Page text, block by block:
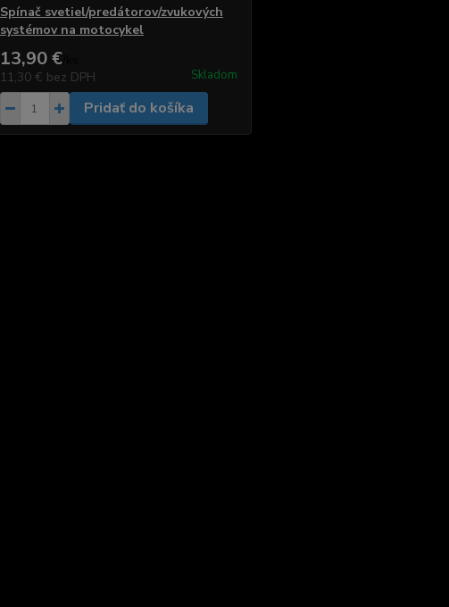
Spínač svetiel/predátorov/zvukových
systémov na motocykel
13,90 €/
11,30 € bez DPH Skladom
Pridať do košíka